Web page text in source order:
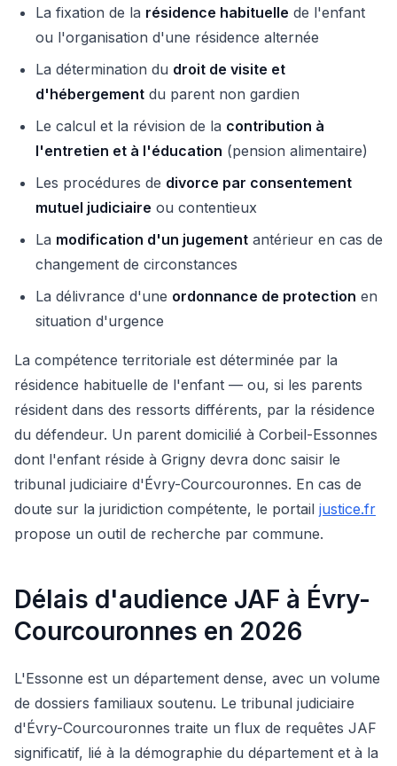
La fixation de la résidence habituelle de l'enfant
ou l'organisation d'une résidence alternée
La détermination du droit de visite et
d'hébergement du parent non gardien
Le calcul et la révision de la contribution à
l'entretien et à l'éducation (pension alimentaire)
Les procédures de divorce par consentement
mutuel judiciaire ou contentieux
La modification d'un jugement antérieur en cas de
changement de circonstances
La délivrance d'une ordonnance de protection en
situation d'urgence
La compétence territoriale est déterminée par la
résidence habituelle de l'enfant — ou, si les parents
résident dans des ressorts différents, par la résidence
du défendeur. Un parent domicilié à Corbeil-Essonnes
dont l'enfant réside à Grigny devra donc saisir le
tribunal judiciaire d'Évry-Courcouronnes. En cas de
doute sur la juridiction compétente, le portail justice.fr
propose un outil de recherche par commune.
Délais d'audience JAF à Évry-
Courcouronnes en 2026
L'Essonne est un département dense, avec un volume
de dossiers familiaux soutenu. Le tribunal judiciaire
d'Évry-Courcouronnes traite un flux de requêtes JAF
significatif, lié à la démographie du département et à la